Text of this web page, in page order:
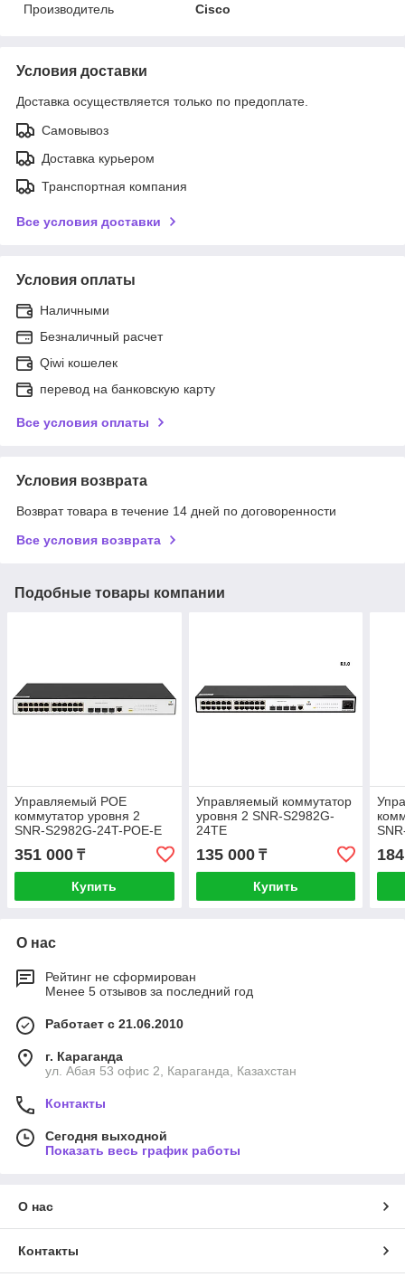
Производитель
Cisco
Условия доставки
Доставка осуществляется только по предоплате.
Самовывоз
Доставка курьером
Транспортная компания
Все условия доставки
Условия оплаты
Наличными
Безналичный расчет
Qiwi кошелек
перевод на банковскую карту
Все условия оплаты
Условия возврата
Возврат товара в течение 14 дней по договоренности
Все условия возврата
Подобные товары компании
Управляемый POE
коммутатор уровня 2
SNR-S2982G-24T-POE-E
351 000 ₸
Купить
Управляемый коммутатор
уровня 2 SNR-S2982G-
24TE
135 000₸
Купить
О нас
Рейтинг не сформирован
Менее 5 отзывов за последний год
Работает с 21.06.2010
г. Караганда
ул. Абая 53 офис 2, Караганда, Казахстан
Контакты
Сегодня выходной
Показать весь график работы
О нас
Контакты